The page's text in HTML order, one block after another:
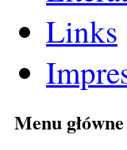
Links
Menu główne